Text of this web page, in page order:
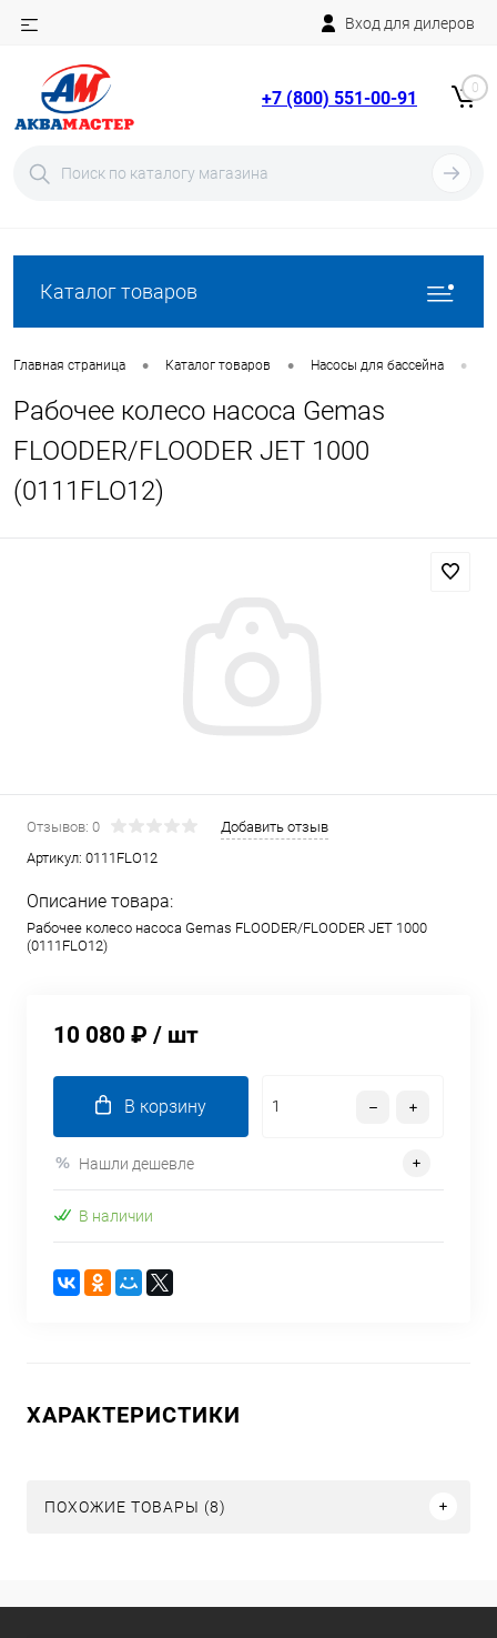
Вход для дилеров
+7 (800) 551-00-91 0
Каталог товаров
Главная страница • Каталог товаров • Насосы для бассейна •
Рабочее колесо насоса Gemas
FLOODER/FLOODER JET 1000
(0111FLO12)
Отзывов: 0
Добавить отзыв
Артикул: 0111FLO12
Описание товара:
Рабочее колесо насоса Gemas FLOODER/FLOODER JET 1000
(0111FLO12)
10 080 ₽ / шт
В корзину
Нашли дешевле
В наличии
ХАРАКТЕРИСТИКИ
ПОХОЖИЕ ТОВАРЫ (8)